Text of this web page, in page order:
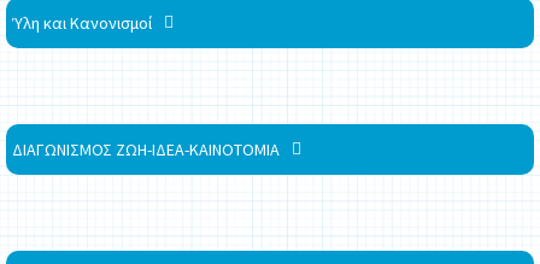
Ύλη και Κανονισμοί
ΔΙΑΓΩΝΙΣΜΟΣ ΖΩΗ-ΙΔΕΑ-ΚΑΙΝΟΤΟΜΙΑ